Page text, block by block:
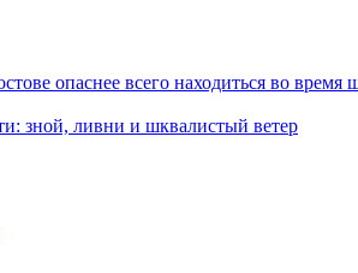
опаснее всего находиться во время
зной, ливни и шквалистый ветер